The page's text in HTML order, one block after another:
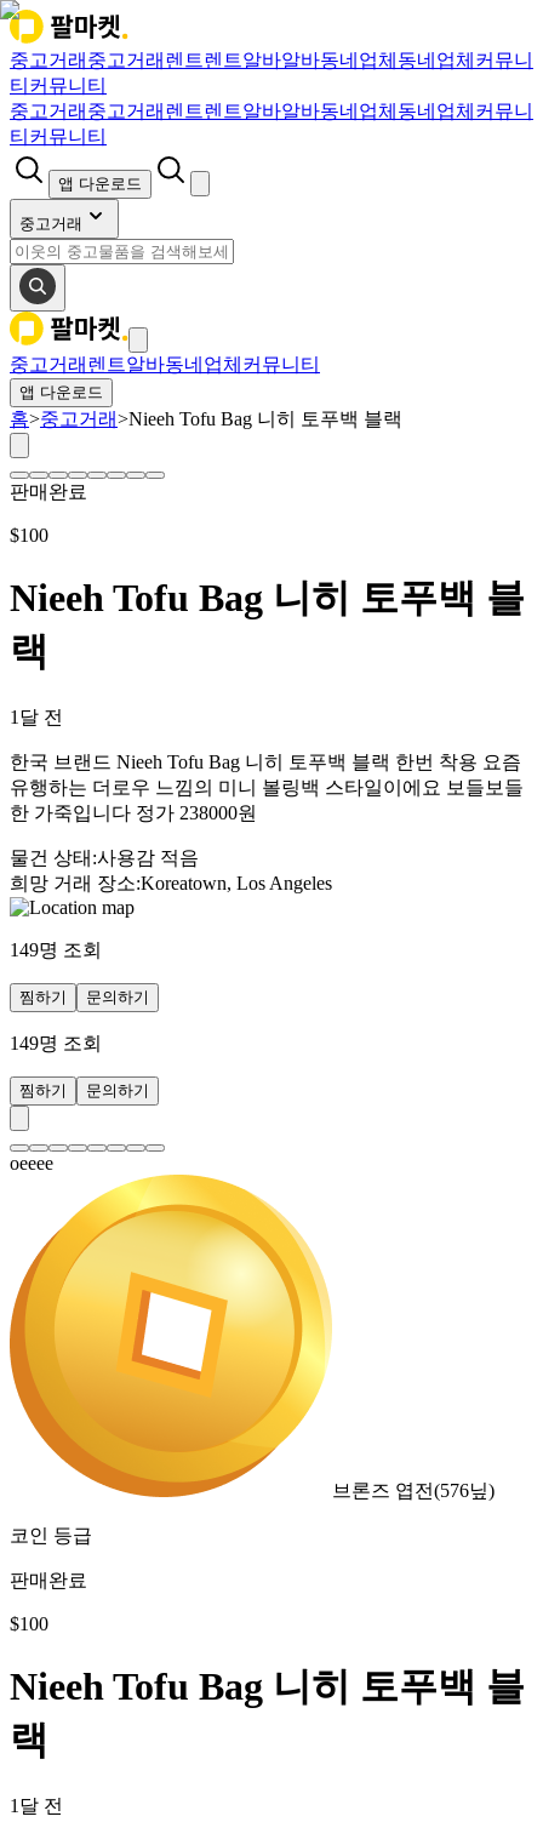
중고거래 중고거래 렌트렌트알바알바동네업체 동네업체 커뮤니
티 커뮤니티
중고거래 중고거래 렌트렌트알바알바동네업체 동네업체 커뮤니
티 커뮤니티
앱 다운로드
중고거래
중고거래 렌트알바동네업체 커뮤니티
앱 다운로드
홈>중고거래>Nieeh Tofu Bag 니히 토푸백 블랙
판매완료
$100
Nieeh Tofu Bag 니히 토푸백 블
랙
1달 전
한국 브랜드 Nieeh Tofu Bag 니히 토푸백 블랙 한번 착용 요즘
유행하는 더로우 느낌의 미니 볼링백 스타일이에요 보들보들
한 가죽입니다 정가 238000원
물건 상태 :사용감 적음
희망 거래 장소:Koreatown, Los Angeles
149명 조회
찜하기 문의하기
149명 조회
찜하기 문의하기
oeeee
브론즈 엽전(576닢)
코인 등급
판매완료
$100
Nieeh Tofu Bag 니히 토푸백 블
랙
1달 전